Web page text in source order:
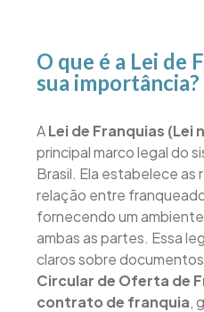
O que é a Lei de
sua importância?
ALei de Franquias (Lei
principal marco legal do
Brasil. Ela estabelece as
relação entre
fornecendo um
ambas as partes. Essa
claros sobre
Circular de Oferta de
contrato de franquia,